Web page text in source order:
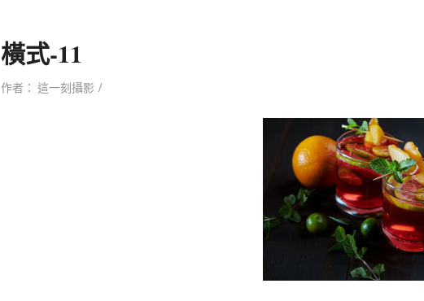
橫式-11
作者： 這一刻攝影 /